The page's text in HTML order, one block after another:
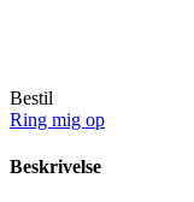
Bestil
Ring mig op
Beskrivelse